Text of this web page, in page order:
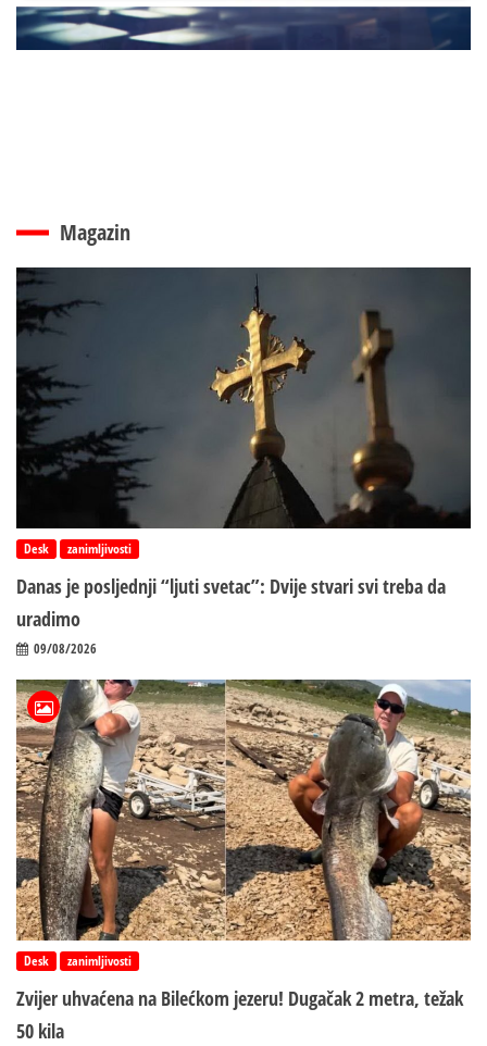
Magazin
Desk zanimljivosti
Danas je posljednji “ljuti svetac”: Dvije stvari svi treba da
uradimo
09/08/2026
Desk zanimljivosti
Zvijer uhvaćena na Bilećkom jezeru! Dugačak 2 metra, težak
50 kila